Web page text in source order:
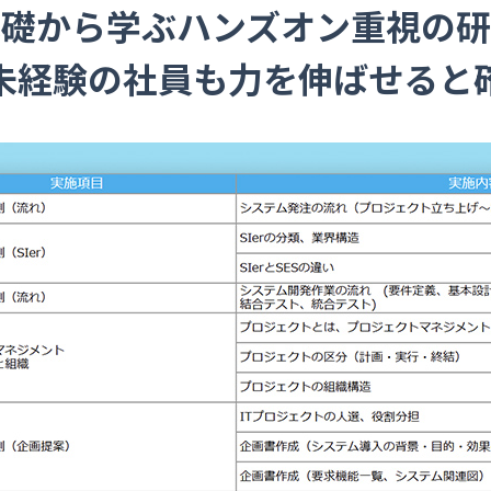
から学ぶハンズオン重視の
経験の社員も力を伸ばせると